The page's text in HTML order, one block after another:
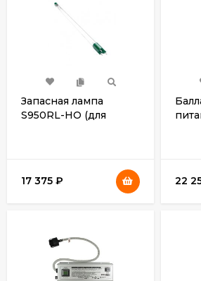
Запасная лампа
S950RL-HO (для
17 375 ₽ 22